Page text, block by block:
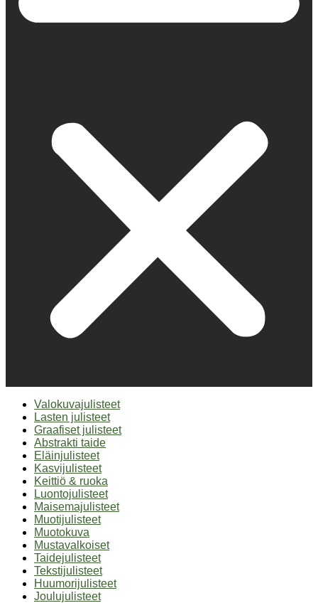
Valokuvajulisteet
Lasten julisteet
Graafiset julisteet
Abstrakti taide
Eläinjulisteet
Kasvijulisteet
Keittiö & ruoka
Luontojulisteet
Maisemajulisteet
Muotijulisteet
Muotokuva
Mustavalkoiset
Taidejulisteet
Tekstijulisteet
Huumorijulisteet
Joulujulisteet